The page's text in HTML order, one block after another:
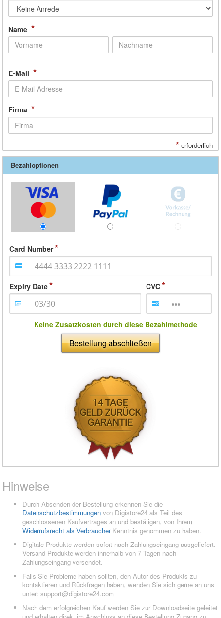
Name *
E-Mail *
Firma *
* erforderlich
Bezahloptionen
Card Number
Expiry Date CVC
Keine Zusatzkosten durch diese Bezahlmethode
Bestellung abschließen
Hinweise
Durch Absenden der Bestellung erkennen Sie die
Datenschutzbestimmungen von Digistore24 als Teil des
geschlossenen Kaufvertrages an und bestätigen, von Ihrem
Widerrufsrecht als VerbraucherKenntnis genommen zu haben.
Digitale Produkte werden sofort nach Zahlungseingang ausgeliefert.
Versand-Produkte werden innerhalb von 7 Tagen nach
Zahlungseingang versendet.
Falls Sie Probleme haben sollten, den Autor des Produkts zu
kontaktieren und Rückfragen haben, wenden Sie sich gerne an uns
unter: support@digistore24.com
Nach dem erfolgreichen Kauf werden Sie zur Downloadseite geleitet